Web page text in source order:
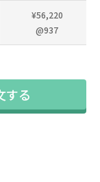
¥56,220
@937
する